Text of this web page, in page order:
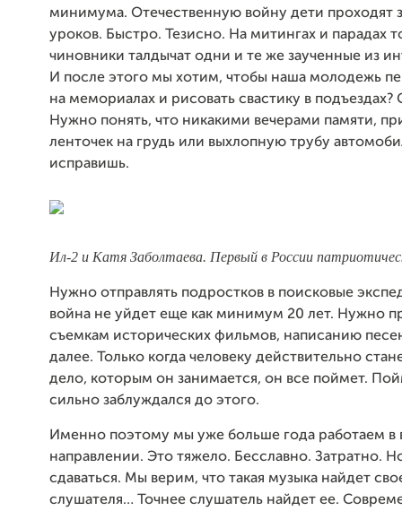
минимума. Отечественную войну дети проходят
уроков. Быстро. Тезисно. На митингах и парадах
чиновники талдычат одни и те же заученные из
И после этого мы хотим, чтобы наша молодежь
на мемориалах и рисовать свастику в подъездах?
Нужно понять, что никакими вечерами памяти,
ленточек на грудь или выхлопную трубу
исправишь.
Ил-2 и Катя Заболтаева. Первый в России
Нужно отправлять подростков в поисковые
война не уйдет еще как минимум 20 лет. Нужно
съемкам исторических фильмов, написанию
далее. Только когда человеку действительно
дело, которым он занимается, он все поймет.
сильно заблуждался до этого.
Именно поэтому мы уже больше года работаем в
направлении. Это тяжело. Бесславно. Затратно.
сдаваться. Мы верим, что такая музыка найдет
слушателя… Точнее слушатель найдет ее.